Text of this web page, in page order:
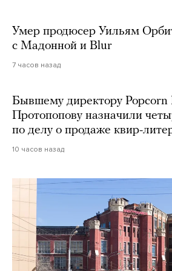
Умер продюсер Уильям
с Мадонной и Blur
7 часов назад
Бывшему директору
Протопопову назначили
по делу о продаже квир-
10 часов назад